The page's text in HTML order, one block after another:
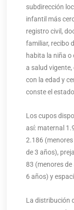
subdirección
infantil más
registro civil,
familiar, recibo
habita la niña o
a salud
con la edad y
conste el
Los cupos
así: maternal
2.186
de 3 años),
83 (menores
6 años) y
La distribución